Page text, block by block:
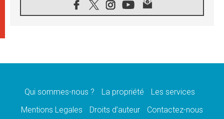
07.08.2026
1ère Conférence continentale sur l'éducation
07.08.2026
07.08.2026
lancement des «dix jours de prière pour la
Qui sommes-nous ? La propriété
Les services
Mentions Legales
Droits d’auteur Contactez-nous